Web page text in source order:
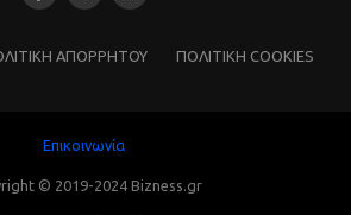
ΑΠΟΡΡΗΤΟΥ ΠΟΛΙΤΙΚΗ COOKIES
Επικοινωνία
© 2019-2024 Bizness.gr